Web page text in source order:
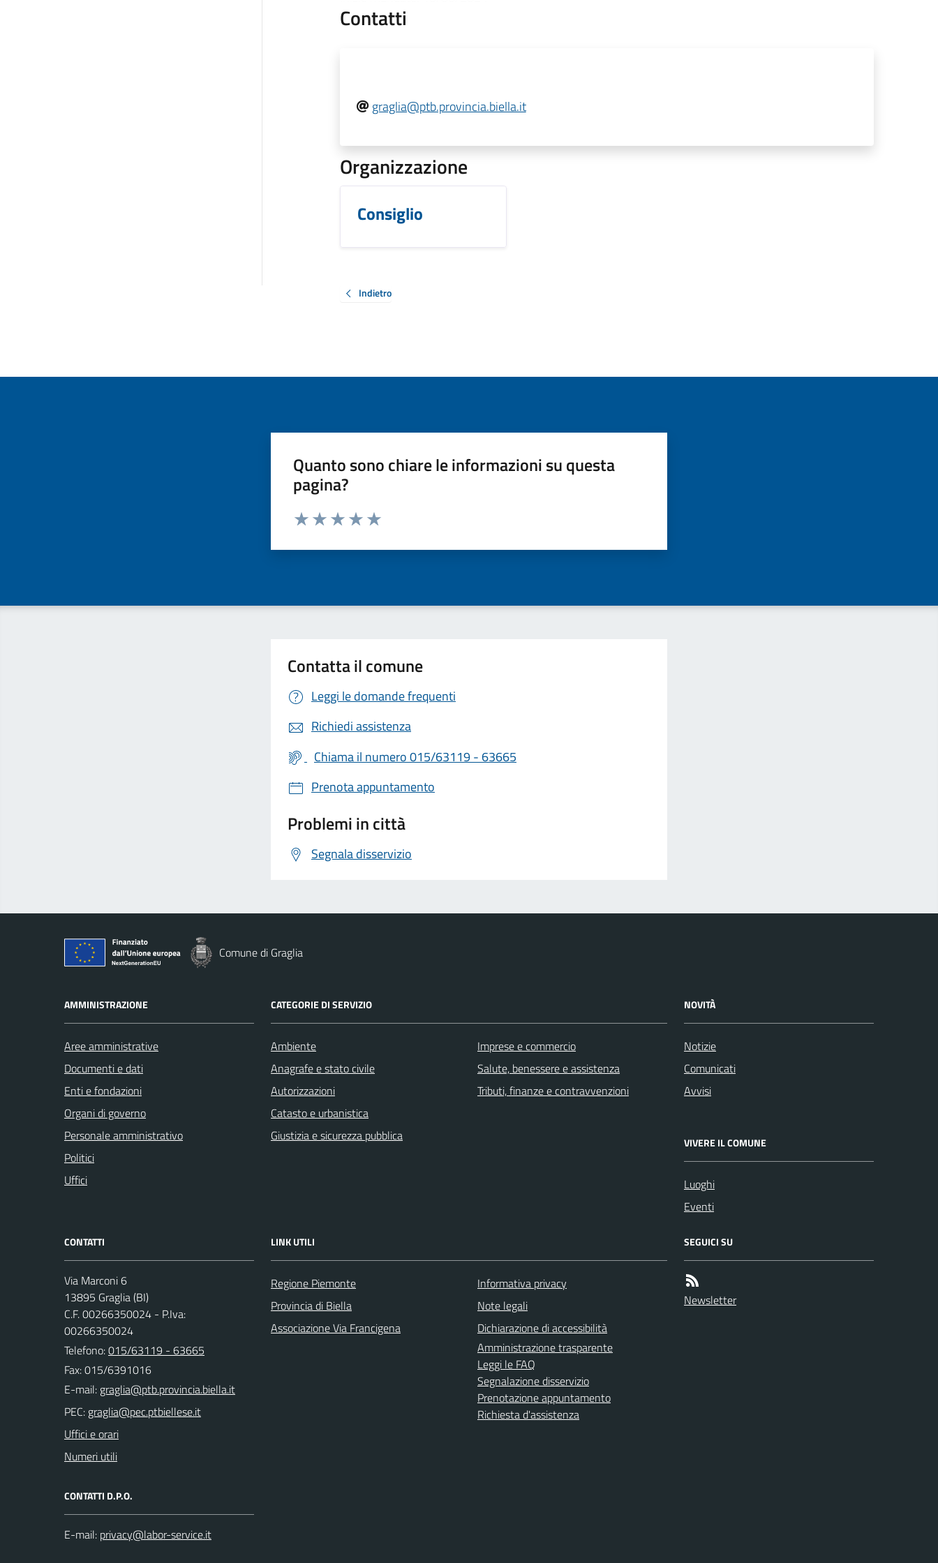
Contatti
graglia@ptb.provincia.biella.it
Organizzazione
Consiglio
Indietro
Quanto sono chiare le informazioni su questa
pagina?
Valuta da 1 a 5 stelle la pagina
Contatta il comune
Leggi le domande frequenti
Richiedi assistenza
Chiama il numero 015/63119 - 63665
Prenota appuntamento
Problemi in città
Segnala disservizio
Comune di Graglia
AMMINISTRAZIONE
Aree amministrative
Documenti e dati
Enti e fondazioni
Organi di governo
Personale amministrativo
Politici
Uffici
CATEGORIE DI SERVIZIO
Ambiente
Anagrafe e stato civile
Autorizzazioni
Catasto e urbanistica
Giustizia e sicurezza pubblica
Imprese e commercio
Salute, benessere e assistenza
Tributi, finanze e contravvenzioni
NOVITÀ
Notizie
Comunicati
Avvisi
VIVERE IL COMUNE
Luoghi
Eventi
CONTATTI
Via Marconi 6
13895 Graglia (BI)
C.F. 00266350024 - P.Iva:
00266350024
Telefono:015/63119 - 63665
Fax: 015/6391016
E-mail:
PEC:
Uffici e orari
Numeri utili
CONTATTI D.P.O.
E-mail:
LINK UTILI
Regione Piemonte
Provincia di Biella
Associazione Via Francigena
Informativa privacy
Note legali
Dichiarazione di accessibilità
Amministrazione trasparente
Leggi le FAQ
Segnalazione disservizio
Prenotazione appuntamento
Richiesta d'assistenza
SEGUICI SU
Newsletter